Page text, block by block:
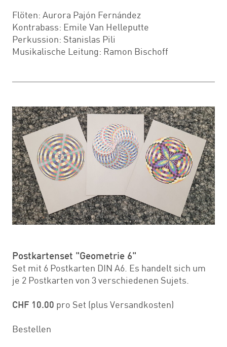
Flöten: Aurora Pajón Fernández
Kontrabass: Emile Van Helleputte
Perkussion: Stanislas Pili
Musikalische Leitung: Ramon Bischoff
Postkartenset "Geometrie 6"
Set mit 6 Postkarten DIN A6. Es handelt sich um
je 2 Postkarten von 3 verschiedenen Sujets.
CHF 10.00 pro Set (plus Versandkosten)
Bestellen